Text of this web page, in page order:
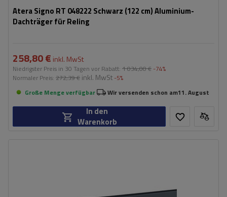
Atera Signo RT 048222 Schwarz (122 cm) Aluminium-
Dachträger für Reling
258,80 € inkl. MwSt
Niedrigster Preis in 30 Tagen vor Rabatt: 1 034,00 € -74%
Normaler Preis: 272,39 € inkl. MwSt -5%
Große Menge verfügbar
Wir versenden schon am11. August
In den
Warenkorb